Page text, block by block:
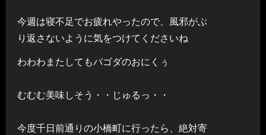
今週は寝不足でお疲れやったので、風邪がぶ
り返さないように気をつけてくださいね
わわわまたしてもパゴダのおにくぅ
むむむ美味しそう・・じゅるっ・・
今度千日前通りの小橋町に行ったら、絶対寄